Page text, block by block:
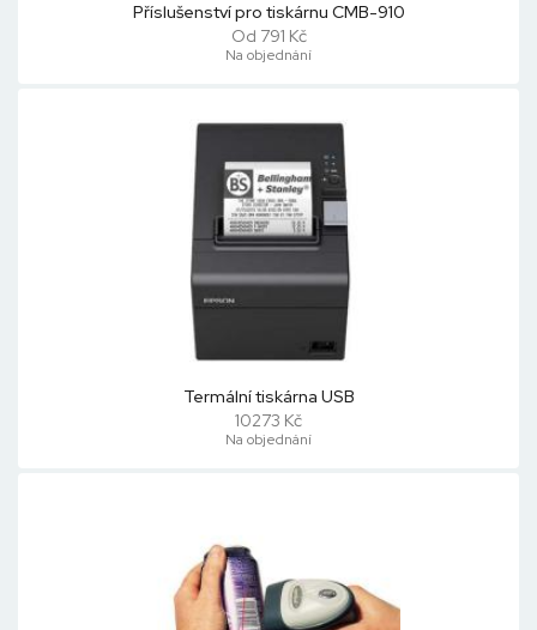
Příslušenství pro tiskárnu CMB-910
Od 791 Kč
Na objednání
Termální tiskárna USB
10273 Kč
Na objednání